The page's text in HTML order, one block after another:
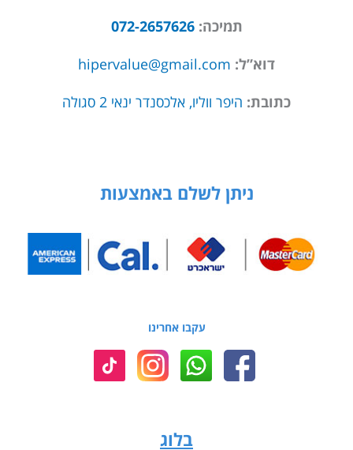
תמיכה:072-2657626
דוא”ל: hipervalue@gmail.com
כתובת: היפר ווליו, אלכסנדר ינאי 2 סגולה
ניתן לשלם באמצעות
עקבו אחרינו
בלוג